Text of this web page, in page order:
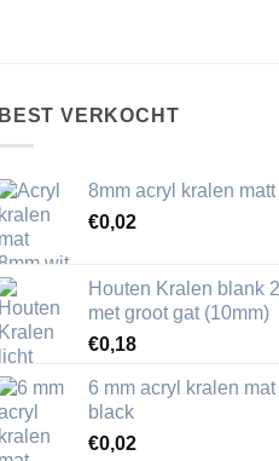
BEST VERKOCHT
8mm acryl kralen matt
€0,02
Houten Kralen blank
met groot gat (10mm)
€0,18
6 mm acryl kralen
black
€0,02